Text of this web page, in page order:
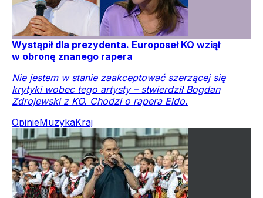
Wystąpił dla prezydenta. Europoseł KO wziął
w obronę znanego rapera
Nie jestem w stanie zaakceptować szerzącej się
krytyki wobec tego artysty – stwierdził Bogdan
Zdrojewski z KO. Chodzi o rapera Eldo.
OpinieMuzykaKraj